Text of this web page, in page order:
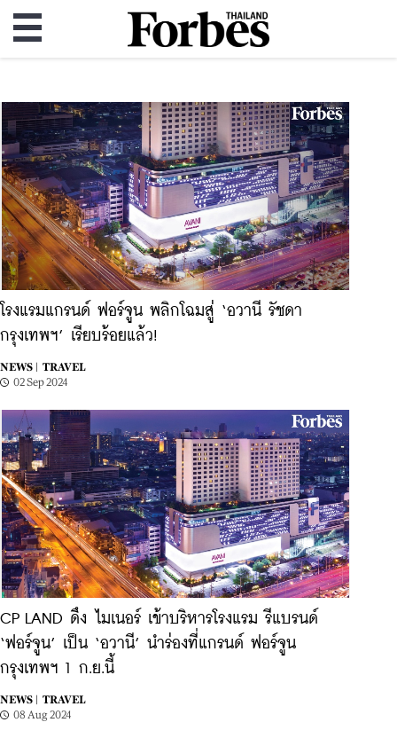
โรงแรมแกรนด์ ฟอร์จูน พลิกโฉมสู่ ‘อวานี รัชดา
กรุงเทพฯ’ เรียบร้อยแล้ว!
NEWS |
TRAVEL
02 Sep 2024
CP LAND ดึง ไมเนอร์ เข้าบริหารโรงแรม รีแบรนด์
‘ฟอร์จูน’ เป็น ‘อวานี’ นำร่องที่แกรนด์ ฟอร์จูน
กรุงเทพฯ 1 ก.ย.นี้
NEWS |
TRAVEL
08 Aug 2024